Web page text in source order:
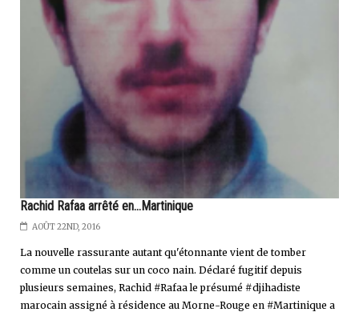
Rachid Rafaa arrêté en...Martinique
AOÛT 22ND, 2016
La nouvelle rassurante autant qu'étonnante vient de tomber
comme un coutelas sur un coco nain. Déclaré fugitif depuis
plusieurs semaines, Rachid #Rafaa le présumé #djihadiste
marocain assigné à résidence au Morne-Rouge en #Martinique a